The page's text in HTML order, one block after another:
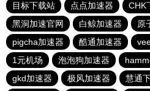
目标下载站
点点加速器 CHK
黑洞加速官网
白鲸加速器 原
pigcha加速器
酷通加速器
1元机场
泡泡狗加速器
gkd加速器
极风加速器 慧通